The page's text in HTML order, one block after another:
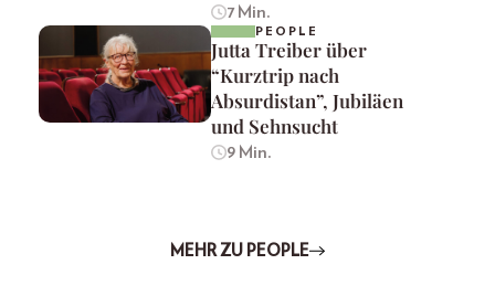
7 Min.
PEOPLE
Jutta Treiber über
“Kurztrip nach
Absurdistan”, Jubiläen
und Sehnsucht
9 Min.
MEHR ZU PEOPLE